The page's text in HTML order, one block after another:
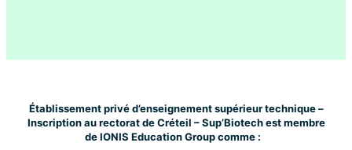
Établissement privé d’enseignement supérieur technique –
Inscription au rectorat de Créteil – Sup’Biotech est membre
de IONIS Education Group comme :